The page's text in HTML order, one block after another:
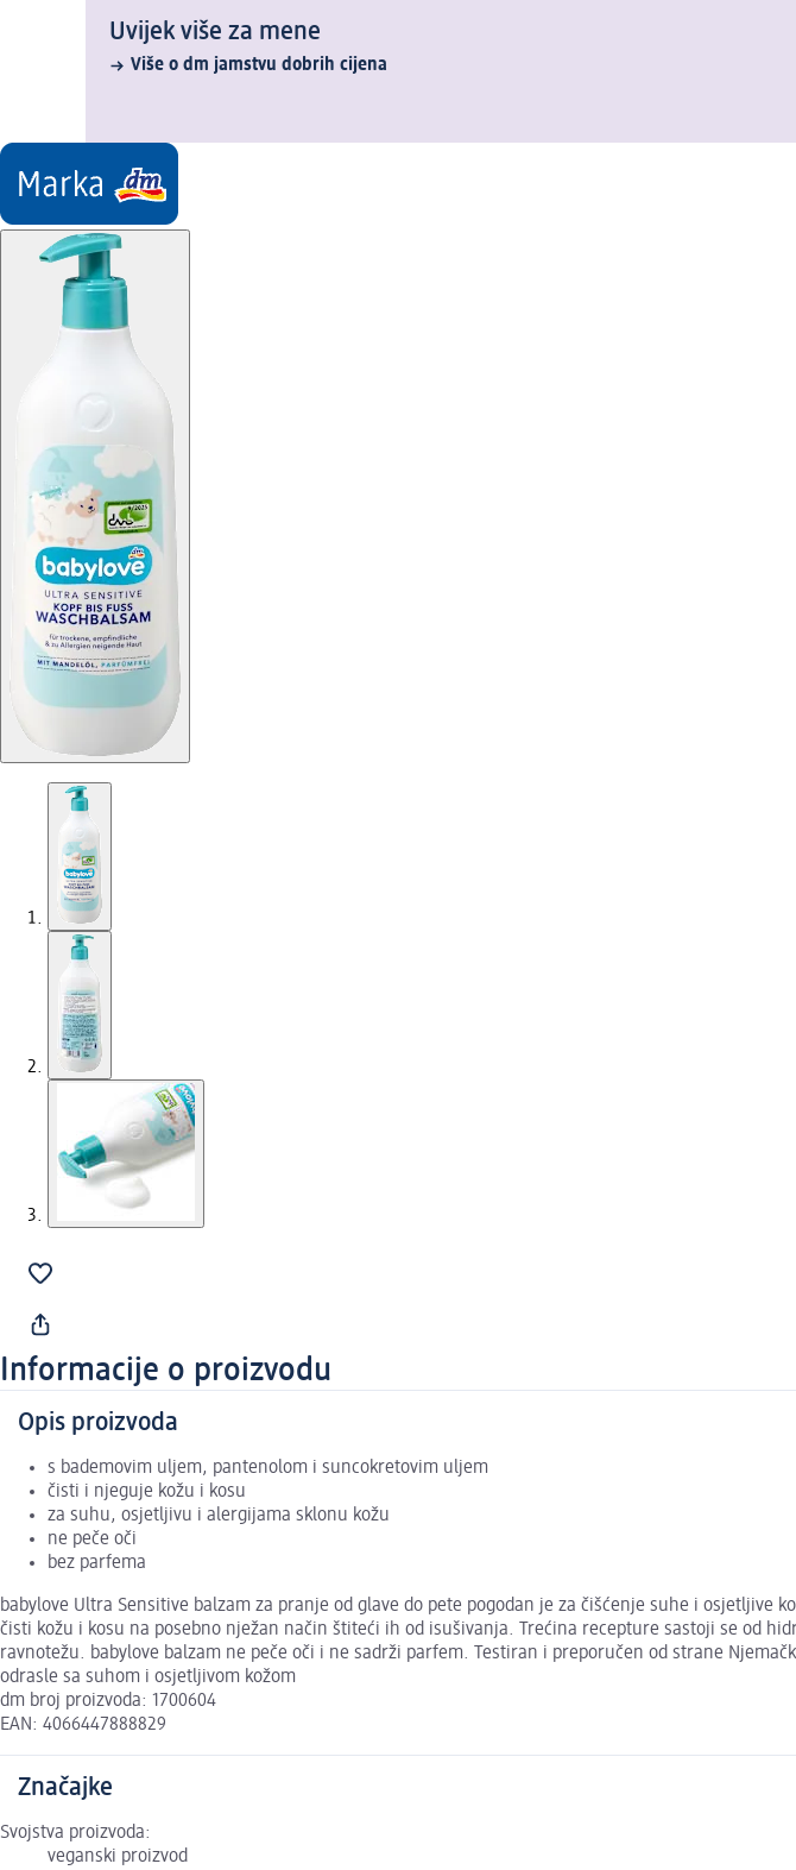
Uvijek više za mene
Više o dm jamstvu dobrih cijena
Informacije o proizvodu
Opis proizvoda
s bademovim uljem, pantenolom i suncokretovim uljem
čisti i njeguje kožu i kosu
za suhu, osjetljivu i alergijama sklonu kožu
ne peče oči
bez parfema
babylove Ultra Sensitive balzam za pranje od glave do pete pogodan je za čišćenje suhe i
čisti kožu i kosu na posebno nježan način štiteći ih od isušivanja. Trećina recepture sastoji se od
ravnotežu. babylove balzam ne peče oči i ne sadrži parfem. Testiran i preporučen od strane
odrasle sa suhom i osjetljivom kožom
dm broj proizvoda: 1700604
EAN: 4066447888829
Značajke
Svojstva proizvoda:
veganski proizvod